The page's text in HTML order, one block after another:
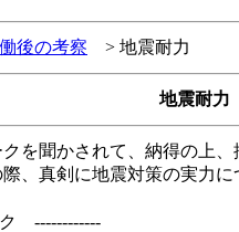
後の考察 > 地震耐力
地震耐力
を聞かされて、納得の上
、真剣に地震対策の実力
------------